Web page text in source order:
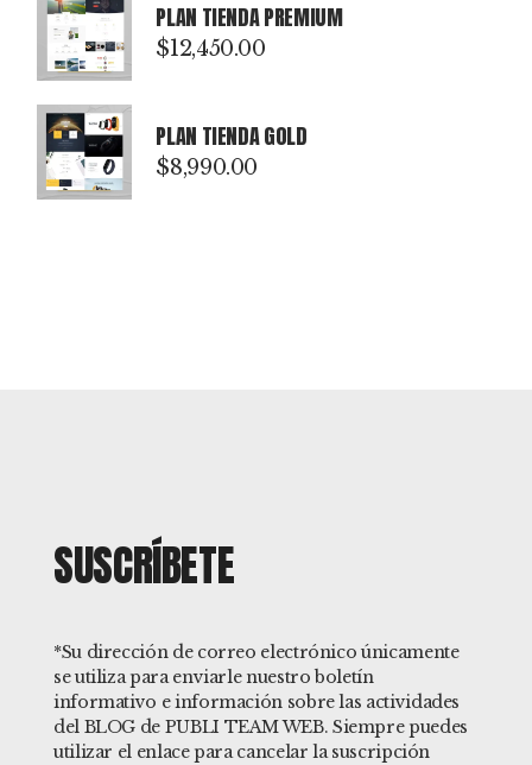
PLAN TIENDA PREMIUM
$12,450.00
PLAN TIENDA GOLD
$8,990.00
SUSCRÍBETE
*Su dirección de correo electrónico únicamente
se utiliza para enviarle nuestro boletín
informativo e información sobre las actividades
del BLOG de PUBLI TEAM WEB. Siempre puedes
utilizar el enlace para cancelar la suscripción